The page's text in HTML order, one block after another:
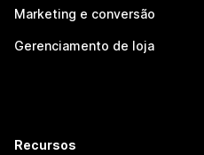
Marketing e conversão
Gerenciamento de loja
Recursos